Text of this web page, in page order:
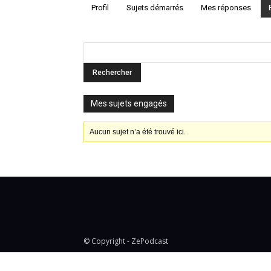
Profil Sujets démarrés Mes réponses
Mes sujets engagés
Aucun sujet n’a été trouvé ici.
© Copyright - ZePodcast